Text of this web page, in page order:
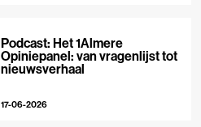
Podcast: Het 1Almere
Opiniepanel: van vragenlijst tot
nieuwsverhaal
17-06-2026